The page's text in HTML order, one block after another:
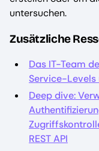
untersuchen.
Zusätzliche
Das IT-Team
Service-Levels
Deep dive:
REST API